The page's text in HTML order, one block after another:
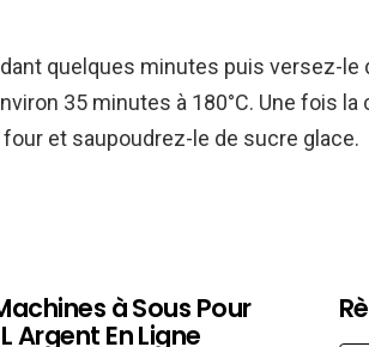
quelques minutes puis versez-le
35 minutes à 180°C. Une fois la
et saupoudrez-le de sucre glace.
à Sous Pour
Argent En Ligne